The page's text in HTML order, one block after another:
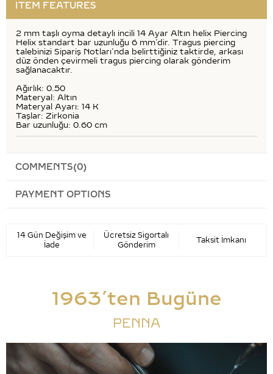
ITEM FEATURES
2 mm taşlı oyma detaylı incili 14 Ayar Altın helix Piercing
Helix standart bar uzunluğu 6 mm’dir. Tragus piercing
talebinizi Sipariş Notları’nda belirttiğiniz taktirde, arkası
düz önden çevirmeli tragus piercing olarak gönderim
sağlanacaktır.
Ağırlık: 0.50
Materyal: Altın
Materyal Ayarı: 14 K
Taşlar: Zirkonia
Bar uzunluğu: 0.60 cm
COMMENTS(0)
PAYMENT OPTIONS
14 Gün Değişim ve
İade
Ücretsiz Sigortalı
Gönderim
Taksit İmkanı
1963’ten Bugüne
PENNA